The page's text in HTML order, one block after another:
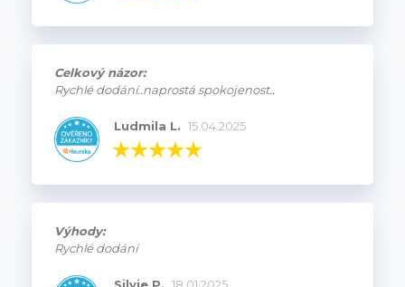
Celkový názor:
Rychlé dodání..naprostá spokojenost..
Ludmila L. 15.04.2025
Výhody:
Rychlé dodání
Silvie P. 18.01.2025